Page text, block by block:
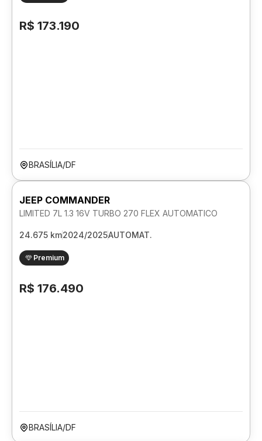
R$ 173.190
BRASÍLIA/DF
JEEP COMMANDER
LIMITED 7L 1.3 16V TURBO 270 FLEX AUTOMATICO
24.675 km2024/2025AUTOMAT.
Premium
R$ 176.490
BRASÍLIA/DF